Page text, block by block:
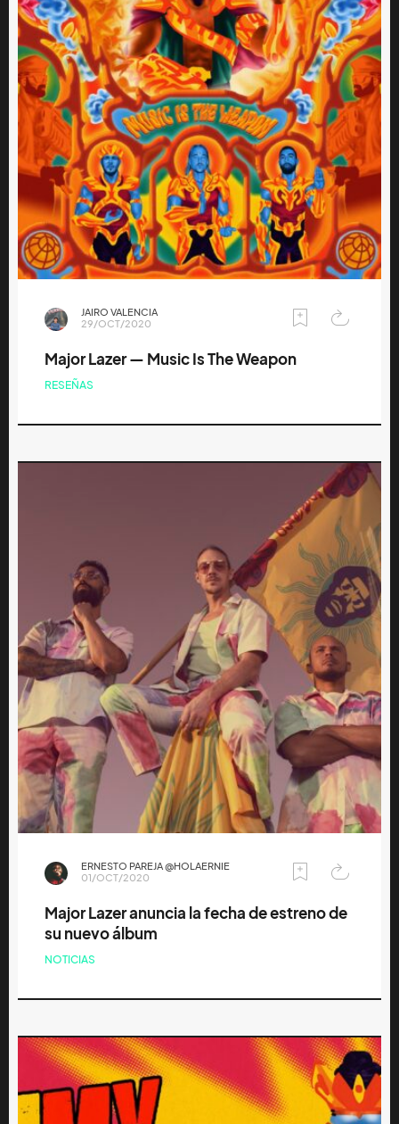
JAIRO VALENCIA
29/OCT/2020
Major Lazer — Music Is The Weapon
RESEÑAS
ERNESTO PAREJA @HOLAERNIE
01/OCT/2020
Major Lazer anuncia la fecha de estreno de
su nuevo álbum
NOTICIAS